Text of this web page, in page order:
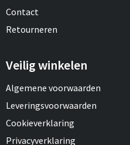
Contact
Retourneren
Veilig winkelen
Algemene voorwaarden
Leveringsvoorwaarden
Cookieverklaring
Privacyverklaring